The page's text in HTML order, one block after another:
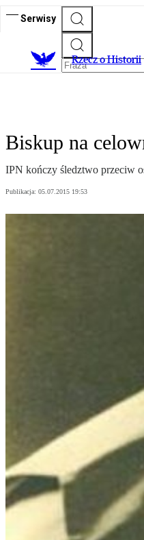
Serwisy
Rzecz o Historii
Biskup na
IPN kończy śledztwo przeciw
Publikacja: 05.07.2015 19:53